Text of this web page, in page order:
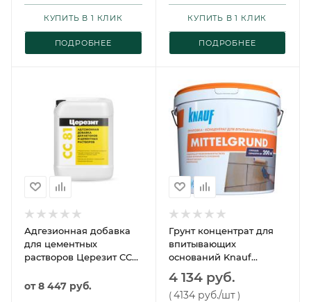
ПОДРОБНЕЕ
КУПИТЬ В 1 КЛИК
ПОДРОБНЕЕ
КУПИТЬ В 1 КЛИК
Адгезионная добавка
для цементных
растворов Церезит CC
от8 447 руб.
Грунт концентрат для
впитывающих
оснований Knauf
Миттельгрунд F 10кг
4 134 руб.
(4134 руб./шт )